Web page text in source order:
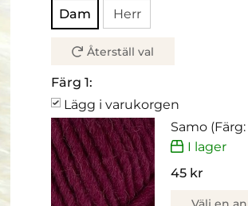
Dam
Herr
Återställ val
Färg 1:
Lägg i varukorgen
Samo
I lager
45 kr